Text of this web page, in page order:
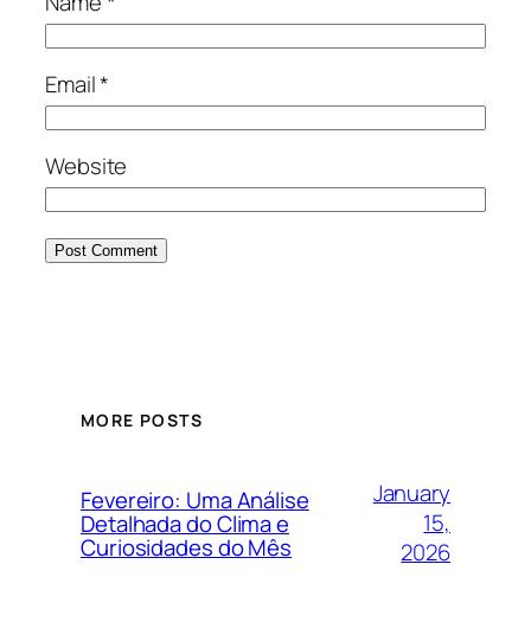
Email*
Website
MORE POSTS
Fevereiro: Uma Análise
Detalhada do Clima e
Curiosidades do Mês
January
15,
2026